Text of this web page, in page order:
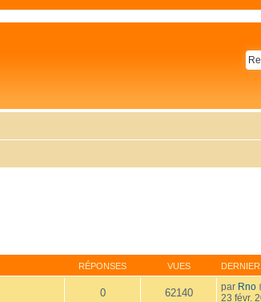
RÉPONSES VUES
0 62140 par Rno
23 févr.